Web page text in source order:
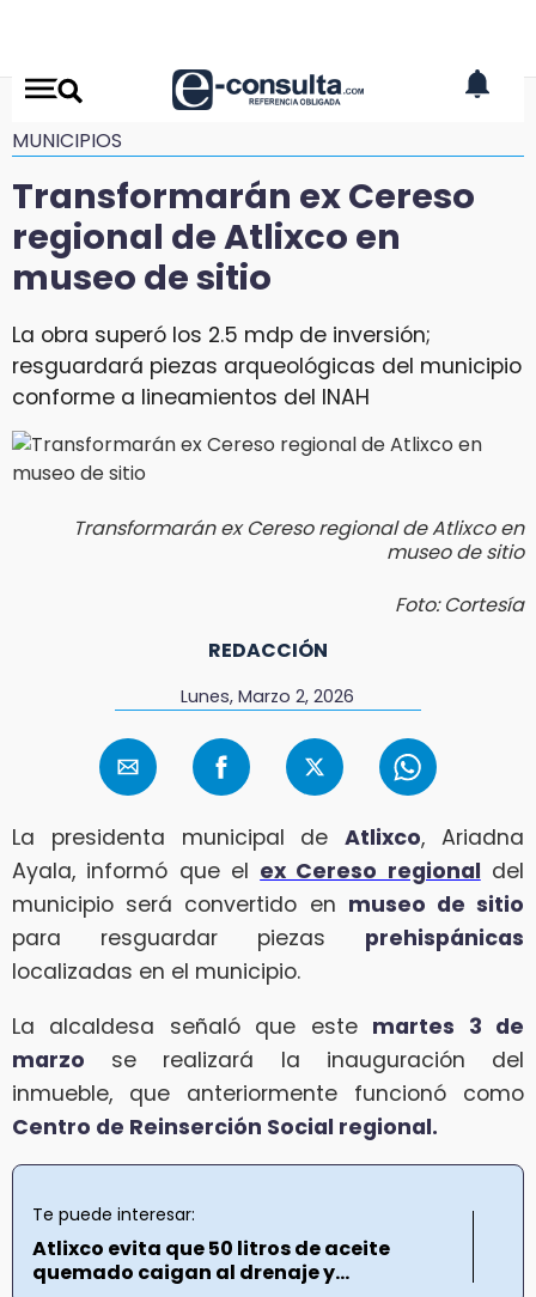
MUNICIPIOS
Transformarán ex Cereso
regional de Atlixco en
museo de sitio
La obra superó los 2.5 mdp de inversión;
resguardará piezas arqueológicas del municipio
conforme a lineamientos del INAH
Transformarán ex Cereso regional de Atlixco en
museo de sitio
Foto: Cortesía
REDACCIÓN
Lunes, Marzo 2, 2026
La presidenta municipal deAtlixco, Ariadna
Ayala, informó que el ex Cereso regional del
municipio será convertido en museo de sitio
para resguardar piezas prehispánicas
localizadas en el municipio.
La alcaldesa señaló que este martes 3 de
marzo se realizará la inauguración del
inmueble, que anteriormente funcionó como
Centro de Reinserción Social regional.
Te puede interesar:
Atlixco evita que 50 litros de aceite
quemado caigan al drenaje y...